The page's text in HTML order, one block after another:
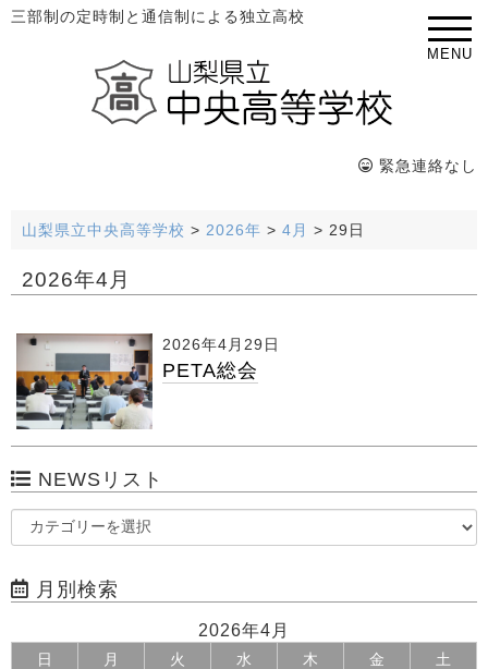
MENU
三部制の定時制と通信制による独立高校
緊急連絡なし
山梨県立中央高等学校 > 2026年 > 4月 > 29日
2026年4月
2026年4月29日
PETA総会
NEWSリスト
月別検索
2026年4月
日 月 火 水 木 金 土